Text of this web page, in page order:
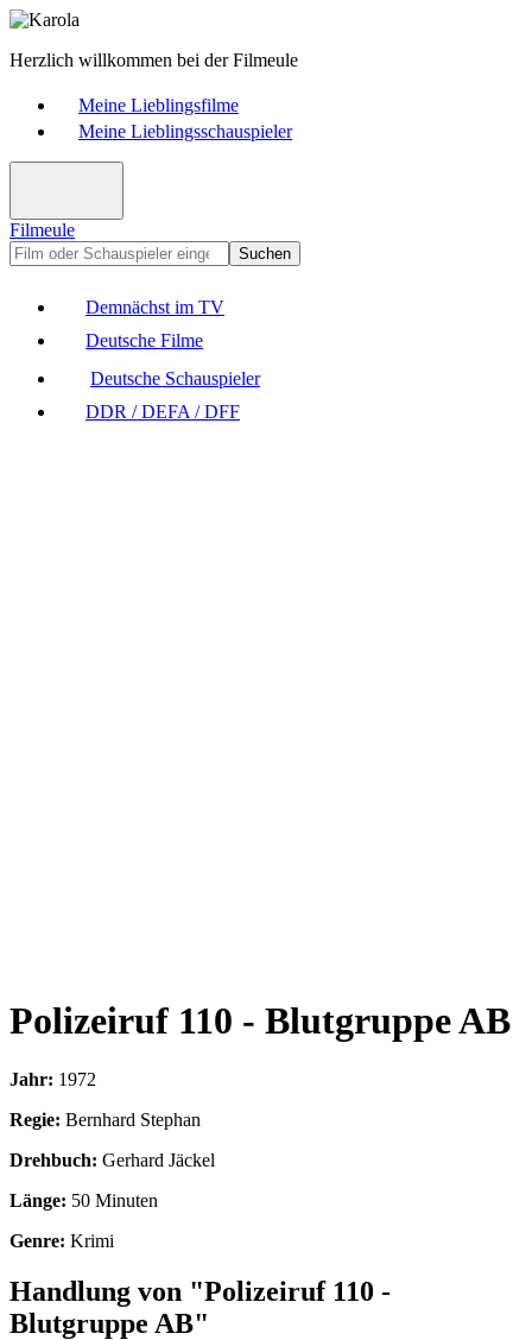
Herzlich willkommen bei der Filmeule
Meine Lieblingsfilme
Meine Lieblingsschauspieler
Filmeule
Suchen
Demnächst im TV
Deutsche Filme
Deutsche Schauspieler
DDR / DEFA / DFF
Polizeiruf 110 - Blutgruppe AB
Jahr: 1972
Regie: Bernhard Stephan
Drehbuch: Gerhard Jäckel
Länge: 50 Minuten
Genre: Krimi
Handlung von "Polizeiruf 110 -
Blutgruppe AB"